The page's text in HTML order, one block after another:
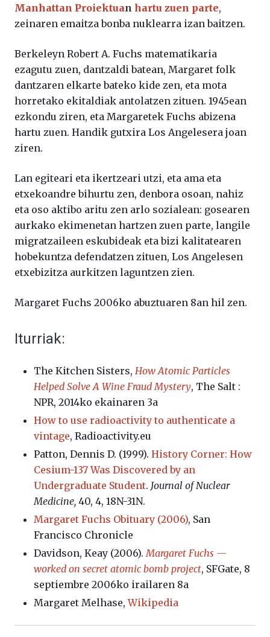
Manhattan Proiektuan hartu zuen parte,
zeinaren emaitza bonba nuklearra izan baitzen.
Berkeleyn Robert A. Fuchs matematikaria
ezagutu zuen, dantzaldi batean, Margaret folk
dantzaren elkarte bateko kide zen, eta mota
horretako ekitaldiak antolatzen zituen. 1945ean
ezkondu ziren, eta Margaretek Fuchs abizena
hartu zuen. Handik gutxira Los Angelesera joan
ziren.
Lan egiteari eta ikertzeari utzi, eta ama eta
etxekoandre bihurtu zen, denbora osoan, nahiz
eta oso aktibo aritu zen arlo sozialean: gosearen
aurkako ekimenetan hartzen zuen parte, langile
migratzaileen eskubideak eta bizi kalitatearen
hobekuntza defendatzen zituen, Los Angelesen
etxebizitza aurkitzen laguntzen zien.
Margaret Fuchs 2006ko abuztuaren 8an hil zen.
Iturriak:
The Kitchen Sisters, How Atomic Particles
Helped Solve A Wine Fraud Mystery, The Salt :
NPR, 2014ko ekainaren 3a
How to use radioactivity to authenticate a
vintage, Radioactivity.eu
Patton, Dennis D. (1999). History Corner: How
Cesium-137 Was Discovered by an
Undergraduate Student. Journal of Nuclear
Medicine, 40, 4, 18N-31N.
Margaret Fuchs Obituary (2006), San
Francisco Chronicle
Davidson, Keay (2006).Margaret Fuchs —
worked on secret atomic bomb project, SFGate, 8
septiembre 2006ko irailaren 8a
Margaret Melhase,Wikipedia